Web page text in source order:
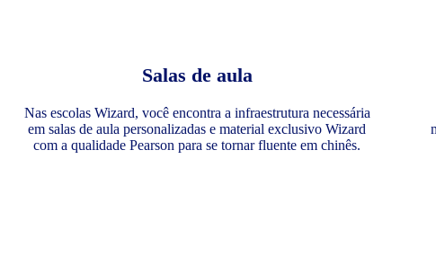
Salas de aula
Nas escolas Wizard, você encontra a infraestrutura necessária
em salas de aula personalizadas e material exclusivo Wizard
com a qualidade Pearson para se tornar fluente em chinês.